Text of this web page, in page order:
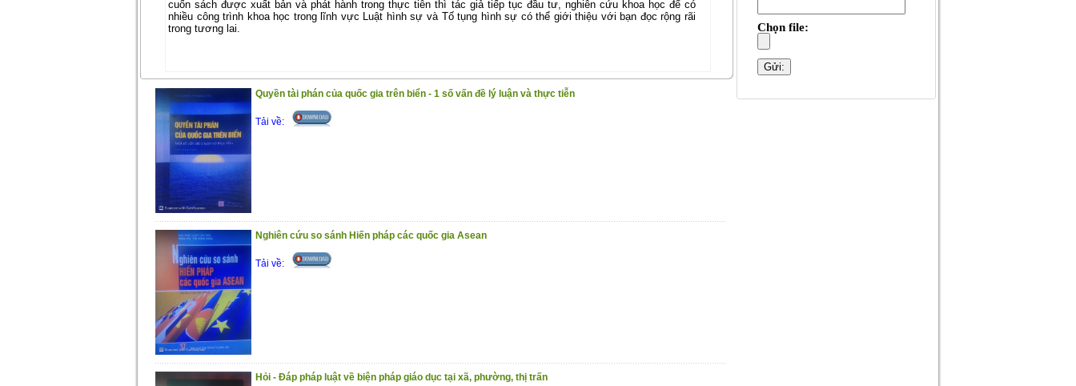
cuốn sách được xuất bản và phát hành trong thực tiễn thì tác giả tiếp tục đầu tư, nghiên cứu khoa học để có
nhiều công trình khoa học trong lĩnh vực Luật hình sự và Tố tụng hình sự có thể giới thiệu với bạn đọc rộng rãi
trong tương lai.
Quyền tài phán của quốc gia trên biển - 1 số vấn đề lý luận và thực tiễn
Tải về:
Nghiên cứu so sánh Hiến pháp các quốc gia Asean
Tải về:
Hỏi - Đáp pháp luật về biện pháp giáo dục tại xã, phường, thị trấn
Chọn file: